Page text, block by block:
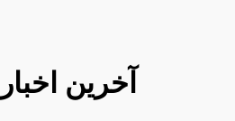
آخرین اخبار